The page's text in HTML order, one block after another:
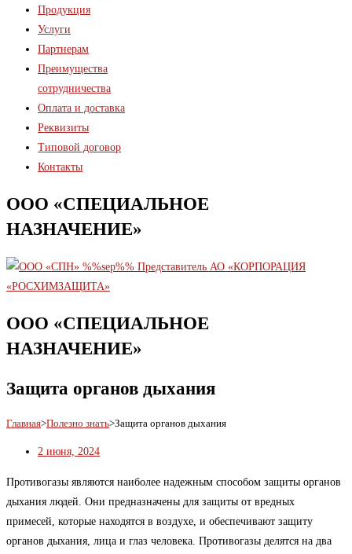
Продукция
Услуги
Партнерам
Преимущества
сотрудничества
Оплата и доставка
Реквизиты
Типовой договор
Контакты
ООО «СПЕЦИАЛЬНОЕ
НАЗНАЧЕНИЕ»
ООО «СПЕЦИАЛЬНОЕ
НАЗНАЧЕНИЕ»
Защита органов дыхания
Главная>Полезно знать>Защита органов дыхания
2 июня, 2024
Противогазы являются наиболее надежным способом защиты органов
дыхания людей. Они предназначены для защиты от вредных
примесей, которые находятся в воздухе, и обеспечивают защиту
органов дыхания, лица и глаз человека. Противогазы делятся на два